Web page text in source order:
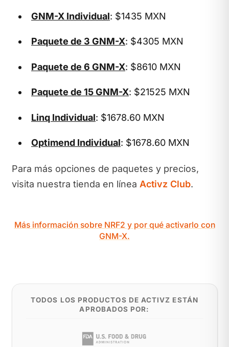
GNM-X Individual: $1435 MXN
Paquete de 3 GNM-X: $4305 MXN
Paquete de 6 GNM-X: $8610 MXN
Paquete de 15 GNM-X: $21525 MXN
Linq Individual: $1678.60 MXN
Optimend Individual: $1678.60 MXN
Para más opciones de paquetes y precios,
visita nuestra tienda en línea Activz Club.
Más información sobre NRF2 y por qué activarlo con
GNM-X.
TODOS LOS PRODUCTOS DE ACTIVZ ESTÁN
APROBADOS POR: